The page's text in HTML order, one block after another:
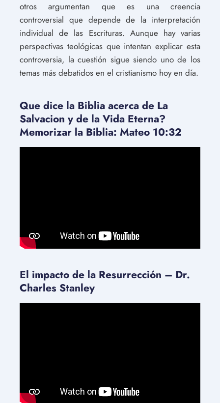
otros argumentan que es una creencia
controversial que depende de la interpretación
individual de las Escrituras. Aunque hay varias
perspectivas teológicas que intentan explicar esta
controversia, la cuestión sigue siendo uno de los
temas más debatidos en el cristianismo hoy en día.
Que dice la Biblia acerca de La
Salvacion y de la Vida Eterna?
Memorizar la Biblia: Mateo 10:32
El impacto de la Resurrección – Dr.
Charles Stanley